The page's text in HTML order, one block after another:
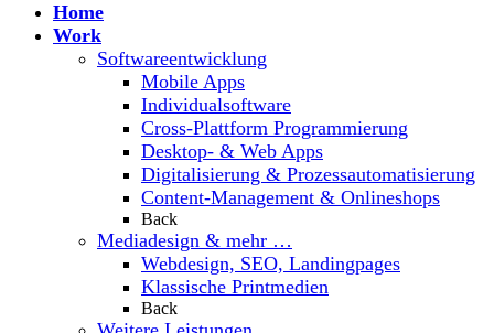
Home
Work
Softwareentwicklung
Mobile Apps
Individualsoftware
Cross-Plattform Programmierung
Desktop- & Web Apps
Digitalisierung & Prozessautomatisierung
Content-Management & Onlineshops
Back
Mediadesign & mehr …
Webdesign, SEO, Landingpages
Klassische Printmedien
Back